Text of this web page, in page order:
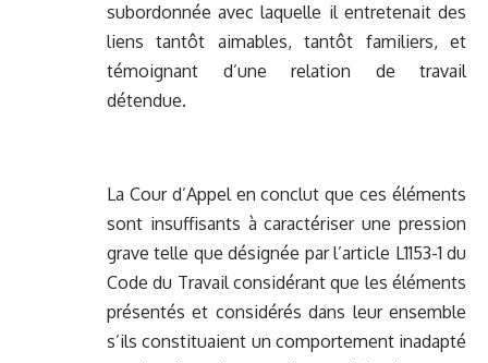
subordonnée avec laquelle il entretenait des
liens tantôt aimables, tantôt familiers, et
témoignant d’une relation de travail
détendue.
La Cour d’Appel en conclut que ces éléments
sont insuffisants à caractériser une pression
grave telle que désignée par l’article L1153-1 du
Code du Travail considérant que les éléments
présentés et considérés dans leur ensemble
s’ils constituaient un comportement inadapté